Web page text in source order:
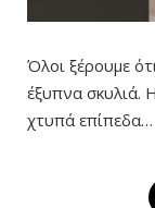
Όλοι ξέρουμε
έξυπνα σκυλιά.
χτυπά επίπεδα…